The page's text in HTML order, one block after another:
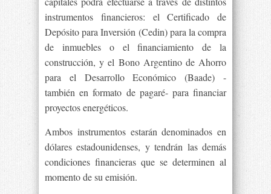
instrumentos financieros: el Certificado de
Depósito para Inversión (Cedin) para la compra
de inmuebles o el financiamiento de la
construcción, y el Bono Argentino de Ahorro
para el Desarrollo Económico (Baade) -
también en formato de pagaré- para financiar
proyectos energéticos.
Ambos instrumentos estarán denominados en
dólares estadounidenses, y tendrán las demás
condiciones financieras que se determinen al
momento de su emisión.